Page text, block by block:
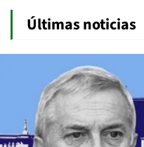
Últimas noticias